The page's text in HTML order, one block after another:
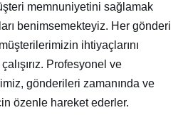
memnuniyetini sağlamak
benimsemekteyiz. Her gönderi
ihtiyaçlarını
Profesyonel ve
gönderileri zamanında ve
özenle hareket ederler.